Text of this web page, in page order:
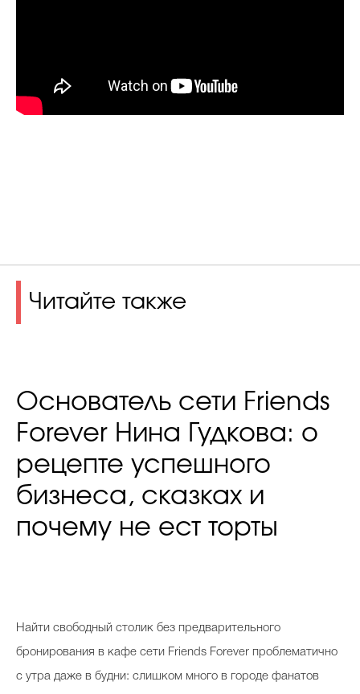
Читайте также
Основатель сети Friends
Forever Нина Гудкова: о
рецепте успешного
бизнеса, сказках и
почему не ест торты
Найти свободный столик без предварительного
бронирования в кафе сети Friends Forever проблематично
с утра даже в будни: слишком много в городе фанатов